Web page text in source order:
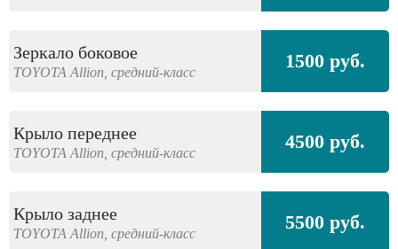
Зеркало боковое
TOYOTA Allion, средний-класс 1500 руб.
Крыло переднее
TOYOTA Allion, средний-класс 4500 руб.
Крыло заднее
TOYOTA Allion, средний-класс 5500 руб.